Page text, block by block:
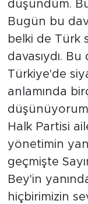
düşündüm.
Bugün bu
belki de Türk
davasıydı.
Türkiye'de
anlamında
Halk Partisi
yönetimin
geçmişte
Bey'in
hiçbirimizin